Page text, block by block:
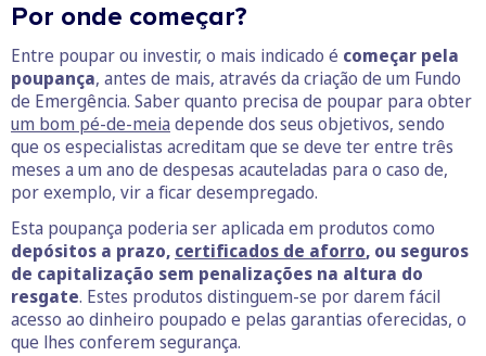
Por onde começar?
Entre poupar ou investir, o mais indicado é começar pela
poupança, antes de mais, através da criação de um Fundo
de Emergência. Saber quanto precisa de poupar para obter
um bom pé-de-meia depende dos seus objetivos, sendo
que os especialistas acreditam que se deve ter entre três
meses a um ano de despesas acauteladas para o caso de,
por exemplo, vir a ficar desempregado.
Esta poupança poderia ser aplicada em produtos como
depósitos a prazo, certificados de aforro, ou seguros
de capitalização sem penalizações na altura do
resgate. Estes produtos distinguem-se por darem fácil
acesso ao dinheiro poupado e pelas garantias oferecidas, o
que lhes conferem segurança.